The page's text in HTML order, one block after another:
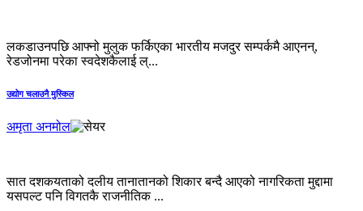
लकडाउनपछि आफ्नो मुलुक फर्किएका भारतीय मजदुर सम्पर्कमै आएनन्,
रेडजोनमा परेका स्वदेशकैलाई ल्...
उद्योग चलाउनै मुस्किल
अमृता अनमोल
सात दशकयताको दलीय तानातानको शिकार बन्दै आएको नागरिकता मुद्दामा
यसपल्ट पनि विगतकै राजनीतिक ...